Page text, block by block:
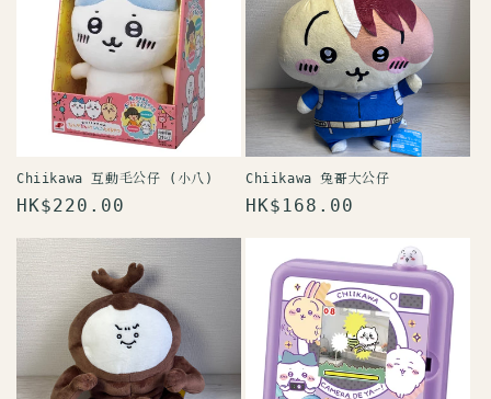
Chiikawa 互動毛公仔 (小八)
定
HK$220.00
Chiikawa 兔哥大公仔
定
HK$168.00